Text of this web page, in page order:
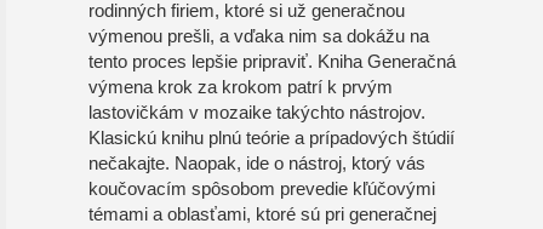
rodinných firiem, ktoré si už generačnou
výmenou prešli, a vďaka nim sa dokážu na
tento proces lepšie pripraviť. Kniha Generačná
výmena krok za krokom patrí k prvým
lastovičkám v mozaike takýchto nástrojov.
Klasickú knihu plnú teórie a prípadových štúdií
nečakajte. Naopak, ide o nástroj, ktorý vás
koučovacím spôsobom prevedie kľúčovými
témami a oblasťami, ktoré sú pri generačnej